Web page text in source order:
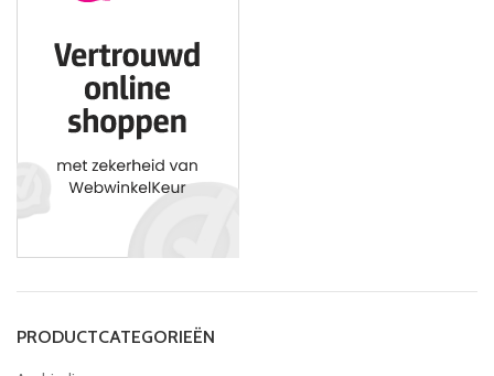
PRODUCTCATEGORIEËN